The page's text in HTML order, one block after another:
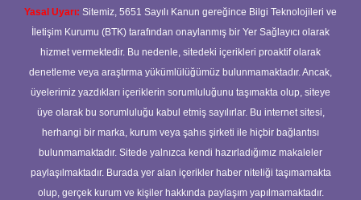
Yasal Uyarı: Sitemiz, 5651 Sayılı Kanun gereğince Bilgi Teknolojileri ve
İletişim Kurumu (BTK) tarafından onaylanmış bir Yer Sağlayıcı olarak
hizmet vermektedir. Bu nedenle, sitedeki içerikleri proaktif olarak
denetleme veya araştırma yükümlülüğümüz bulunmamaktadır. Ancak,
üyelerimiz yazdıkları içeriklerin sorumluluğunu taşımakta olup, siteye
üye olarak bu sorumluluğu kabul etmiş sayılırlar. Bu internet sitesi,
herhangi bir marka, kurum veya şahıs şirketi ile hiçbir bağlantısı
bulunmamaktadır. Sitede yalnızca kendi hazırladığımız makaleler
paylaşılmaktadır. Burada yer alan içerikler haber niteliği taşımamakta
olup, gerçek kurum ve kişiler hakkında paylaşım yapılmamaktadır.